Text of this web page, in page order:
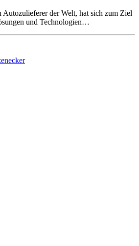
Autozulieferer der Welt, hat sich zum Ziel
und Technologien…